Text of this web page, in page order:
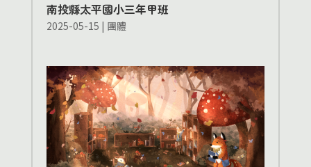
南投縣太平國小三年甲班
2025-05-15 | 團體